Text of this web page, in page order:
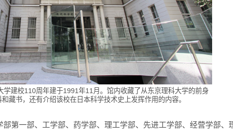
学建校110周年建于1991年11月。馆内收藏了从东京理科大学的前身
藏书，还有介绍该校在日本科学技术史上发挥作用的内容。
第一部、工学部、药学部、理工学部、先进工学部、经营学部、